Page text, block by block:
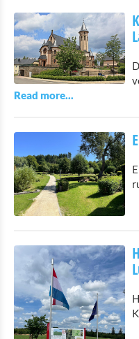
Openbaar vervoer in
Fietsverhuur
Indoor aktiviteiten
Eat & Sleep
Agenda
Nieuws